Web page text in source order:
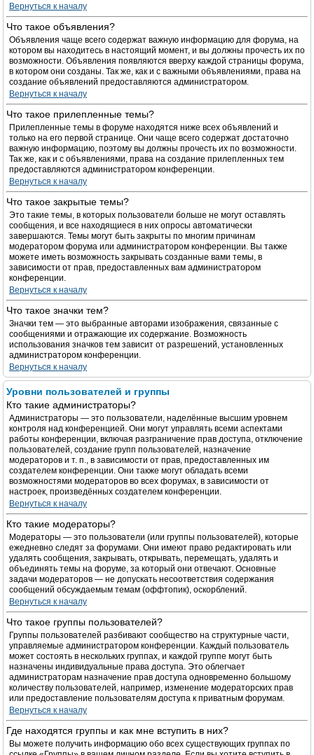
Вернуться к началу
Что такое объявления?
Объявления чаще всего содержат важную информацию для форума, на
котором вы находитесь в настоящий момент, и вы должны прочесть их по
возможности. Объявления появляются вверху каждой страницы форума,
в котором они созданы. Так же, как и с важными объявлениями, права на
создание объявлений предоставляются администратором.
Вернуться к началу
Что такое прилепленные темы?
Прилепленные темы в форуме находятся ниже всех объявлений и
только на его первой странице. Они чаще всего содержат достаточно
важную информацию, поэтому вы должны прочесть их по возможности.
Так же, как и с объявлениями, права на создание прилепленных тем
предоставляются администратором конференции.
Вернуться к началу
Что такое закрытые темы?
Это такие темы, в которых пользователи больше не могут оставлять
сообщения, и все находящиеся в них опросы автоматически
завершаются. Темы могут быть закрыты по многим причинам
модератором форума или администратором конференции. Вы также
можете иметь возможность закрывать созданные вами темы, в
зависимости от прав, предоставленных вам администратором
конференции.
Вернуться к началу
Что такое значки тем?
Значки тем — это выбранные авторами изображения, связанные с
сообщениями и отражающие их содержание. Возможность
использования значков тем зависит от разрешений, установленных
администратором конференции.
Вернуться к началу
Уровни пользователей и группы
Кто такие администраторы?
Администраторы — это пользователи, наделённые высшим уровнем
контроля над конференцией. Они могут управлять всеми аспектами
работы конференции, включая разграничение прав доступа, отключение
пользователей, создание групп пользователей, назначение
модераторов и т. п., в зависимости от прав, предоставленных им
создателем конференции. Они также могут обладать всеми
возможностями модераторов во всех форумах, в зависимости от
настроек, произведённых создателем конференции.
Вернуться к началу
Кто такие модераторы?
Модераторы — это пользователи (или группы пользователей), которые
ежедневно следят за форумами. Они имеют право редактировать или
удалять сообщения, закрывать, открывать, перемещать, удалять и
объединять темы на форуме, за который они отвечают. Основные
задачи модераторов — не допускать несоответствия содержания
сообщений обсуждаемым темам (оффтопик), оскорблений.
Вернуться к началу
Что такое группы пользователей?
Группы пользователей разбивают сообщество на структурные части,
управляемые администратором конференции. Каждый пользователь
может состоять в нескольких группах, и каждой группе могут быть
назначены индивидуальные права доступа. Это облегчает
администраторам назначение прав доступа одновременно большому
количеству пользователей, например, изменение модераторских прав
или предоставление пользователям доступа к приватным форумам.
Вернуться к началу
Где находятся группы и как мне вступить в них?
Вы можете получить информацию обо всех существующих группах по